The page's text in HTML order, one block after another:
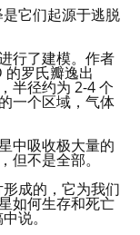
它们起源于逃脱
行了建模。作者
的罗氏瓣逸出
半径约为 2-4 个
一个区域，气体
中吸收极大量的
但不是全部。
成的，它为我们
如何生存和死亡
说。